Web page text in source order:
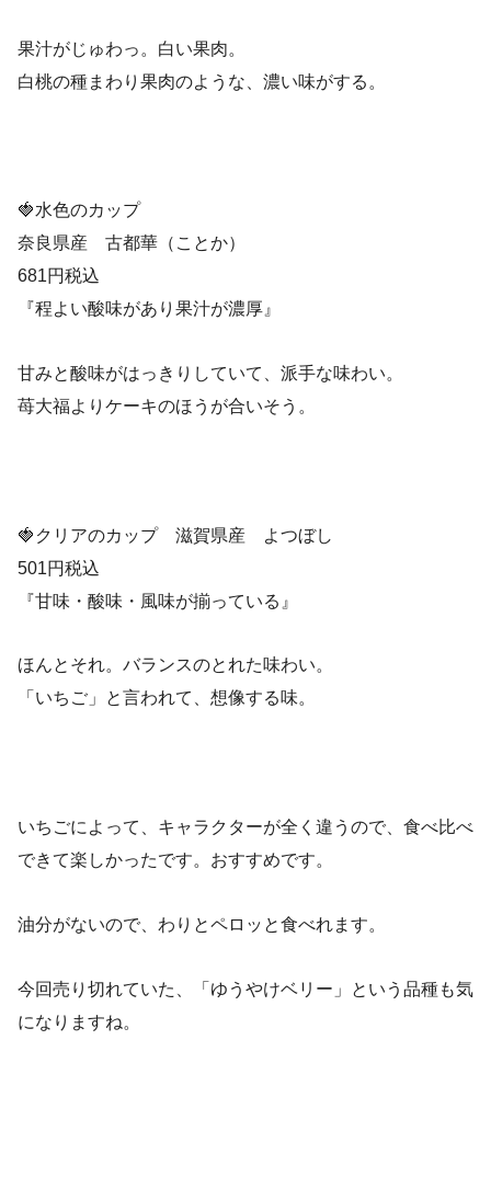
果汁がじゅわっ。白い果肉。
白桃の種まわり果肉のような、濃い味がする。
🍓水色のカップ
奈良県産 古都華（ことか）
681円税込
『程よい酸味があり果汁が濃厚』
甘みと酸味がはっきりしていて、派手な味わい。
苺大福よりケーキのほうが合いそう。
🍓クリアのカップ 滋賀県産 よつぼし
501円税込
『甘味・酸味・風味が揃っている』
ほんとそれ。バランスのとれた味わい。
「いちご」と言われて、想像する味。
いちごによって、キャラクターが全く違うので、食べ比べ
できて楽しかったです。おすすめです。
油分がないので、わりとペロッと食べれます。
今回売り切れていた、「ゆうやけベリー」という品種も気
になりますね。